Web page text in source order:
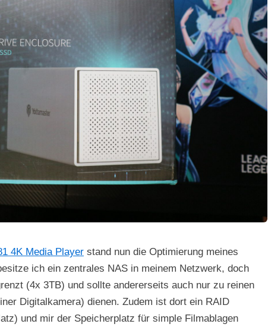
4K Media Player stand nun die Optimierung meines
ich ein zentrales NAS in meinem Netzwerk, doch
(4x 3TB) und sollte andererseits auch nur zu reinen
Digitalkamera) dienen. Zudem ist dort ein RAID
und mir der Speicherplatz für simple Filmablagen